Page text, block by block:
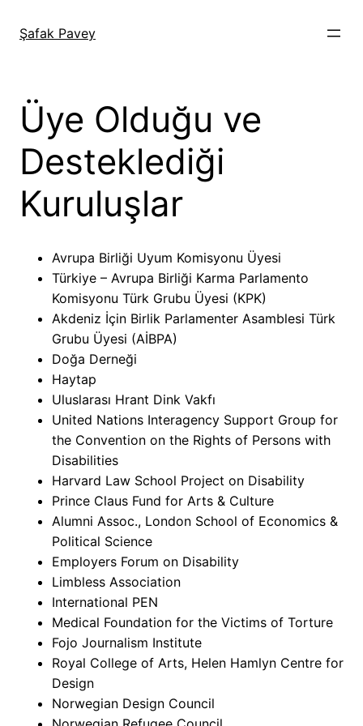
geçŞafak Pavey
Üye Olduğu ve
Desteklediği
Kuruluşlar
Avrupa Birliği Uyum Komisyonu Üyesi
Türkiye – Avrupa Birliği Karma Parlamento
Komisyonu Türk Grubu Üyesi (KPK)
Akdeniz İçin Birlik Parlamenter Asamblesi Türk
Grubu Üyesi (AİBPA)
Doğa Derneği
Haytap
Uluslarası Hrant Dink Vakfı
United Nations Interagency Support Group for
the Convention on the Rights of Persons with
Disabilities
Harvard Law School Project on Disability
Prince Claus Fund for Arts & Culture
Alumni Assoc., London School of Economics &
Political Science
Employers Forum on Disability
Limbless Association
International PEN
Medical Foundation for the Victims of Torture
Fojo Journalism Institute
Royal College of Arts, Helen Hamlyn Centre for
Design
Norwegian Design Council